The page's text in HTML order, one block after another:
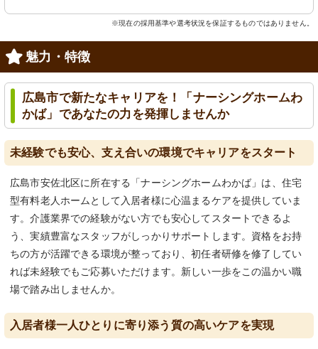
※現在の採用基準や選考状況を保証するものではありません。
魅力・特徴
広島市で新たなキャリアを！「ナーシングホームわ
かば」であなたの力を発揮しませんか
未経験でも安心、支え合いの環境でキャリアをスタート
広島市安佐北区に所在する「ナーシングホームわかば」は、住宅
型有料老人ホームとして入居者様に心温まるケアを提供していま
す。介護業界での経験がない方でも安心してスタートできるよ
う、実績豊富なスタッフがしっかりサポートします。資格をお持
ちの方が活躍できる環境が整っており、初任者研修を修了してい
れば未経験でもご応募いただけます。新しい一歩をこの温かい職
場で踏み出しませんか。
入居者様一人ひとりに寄り添う質の高いケアを実現